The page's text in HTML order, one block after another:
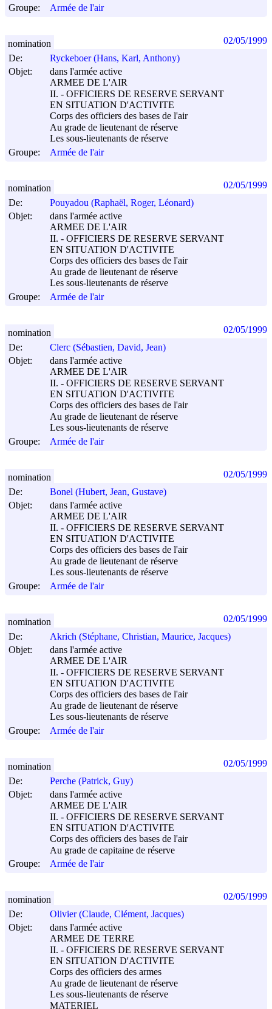
Groupe:
Armée de l'air
De:
Ryckeboer (Hans, Karl, Anthony)
Objet:
dans l'armée active
ARMEE DE L'AIR
II. - OFFICIERS DE RESERVE SERVANT
EN SITUATION D'ACTIVITE
Corps des officiers des bases de l'air
Au grade de lieutenant de réserve
Les sous-lieutenants de réserve
Groupe:
Armée de l'air
nomination 02/05/1999
De:
Pouyadou (Raphaël, Roger, Léonard)
Objet:
dans l'armée active
ARMEE DE L'AIR
II. - OFFICIERS DE RESERVE SERVANT
EN SITUATION D'ACTIVITE
Corps des officiers des bases de l'air
Au grade de lieutenant de réserve
Les sous-lieutenants de réserve
Groupe:
Armée de l'air
nomination 02/05/1999
De:
Clerc (Sébastien, David, Jean)
Objet:
dans l'armée active
ARMEE DE L'AIR
II. - OFFICIERS DE RESERVE SERVANT
EN SITUATION D'ACTIVITE
Corps des officiers des bases de l'air
Au grade de lieutenant de réserve
Les sous-lieutenants de réserve
Groupe:
Armée de l'air
nomination 02/05/1999
De:
Bonel (Hubert, Jean, Gustave)
Objet:
dans l'armée active
ARMEE DE L'AIR
II. - OFFICIERS DE RESERVE SERVANT
EN SITUATION D'ACTIVITE
Corps des officiers des bases de l'air
Au grade de lieutenant de réserve
Les sous-lieutenants de réserve
Groupe:
Armée de l'air
nomination 02/05/1999
De:
Akrich (Stéphane, Christian, Maurice, Jacques)
Objet:
dans l'armée active
ARMEE DE L'AIR
II. - OFFICIERS DE RESERVE SERVANT
EN SITUATION D'ACTIVITE
Corps des officiers des bases de l'air
Au grade de lieutenant de réserve
Les sous-lieutenants de réserve
Groupe:
Armée de l'air
nomination 02/05/1999
De:
Perche (Patrick, Guy)
Objet:
dans l'armée active
ARMEE DE L'AIR
II. - OFFICIERS DE RESERVE SERVANT
EN SITUATION D'ACTIVITE
Corps des officiers des bases de l'air
Au grade de capitaine de réserve
Groupe:
Armée de l'air
nomination 02/05/1999
De:
Olivier (Claude, Clément, Jacques)
Objet:
dans l'armée active
ARMEE DE TERRE
II. - OFFICIERS DE RESERVE SERVANT
EN SITUATION D'ACTIVITE
Corps des officiers des armes
Au grade de lieutenant de réserve
Les sous-lieutenants de réserve
MATERIEL
nomination 02/05/1999